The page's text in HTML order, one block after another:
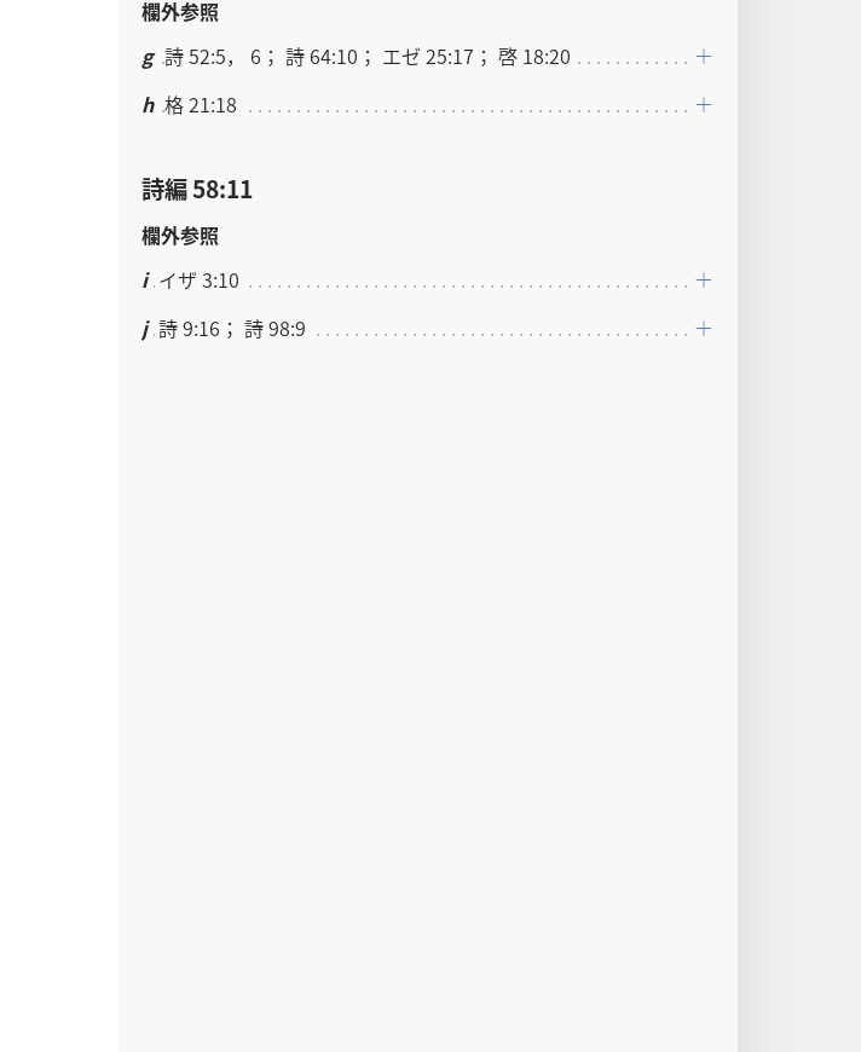
欄外参照
g 詩 52:5， 6； 詩 64:10； エゼ 25:17； 啓 18:20
h 格 21:18
詩編 58:11
欄外参照
i イザ 3:10
j 詩 9:16； 詩 98:9